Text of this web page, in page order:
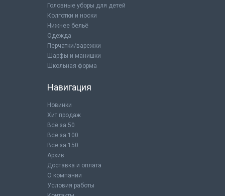
Головные уборы для детей
Колготки и носки
Нижнее бельё
Одежда
Перчатки/варежки
Шарфы и манишки
Школьная форма
Навигация
Новинки
Хит продаж
Всё за 50
Всё за 100
Всё за 150
Архив
Доставка и оплата
О компании
Условия работы